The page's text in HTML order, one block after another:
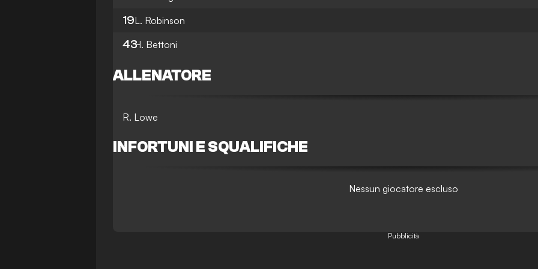
19L. Robinson
43H. Bettoni
ALLENATORE
R. Lowe
INFORTUNI E SQUALIFICHE
Nessun giocatore escluso
Pubblicità